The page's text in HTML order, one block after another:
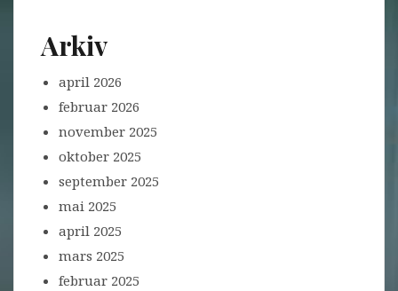
Arkiv
april 2026
februar 2026
november 2025
oktober 2025
september 2025
mai 2025
april 2025
mars 2025
februar 2025